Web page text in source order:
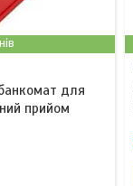
для
прийом